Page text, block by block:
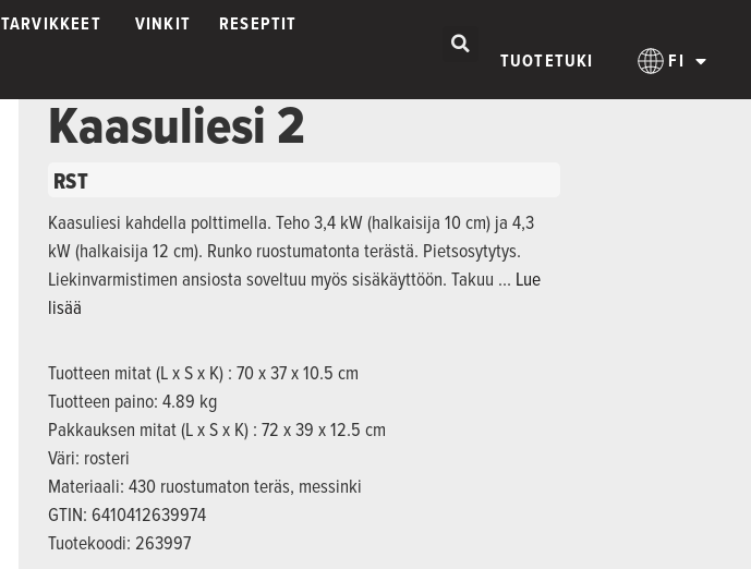
TARVIKKEET VINKIT
RESEPTIT
TUOTETUKI
FI
Kaasuliesi 2
RST
Kaasuliesi kahdella polttimella. Teho 3,4 kW (halkaisija 10 cm) ja 4,3
kW (halkaisija 12 cm). Runko ruostumatonta terästä. Pietsosytytys.
Liekinvarmistimen ansiosta soveltuu myös sisäkäyttöön. Takuu … Lue
lisää
Tuotteen mitat (L x S x K) : 70 x 37 x 10.5 cm
Tuotteen paino: 4.89 kg
Pakkauksen mitat (L x S x K) : 72 x 39 x 12.5 cm
Väri: rosteri
Materiaali: 430 ruostumaton teräs, messinki
GTIN: 6410412639974
Tuotekoodi: 263997